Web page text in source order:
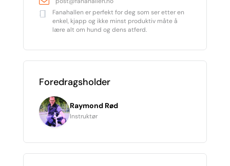
Fanahallen er perfekt for deg som ser etter en
enkel, kjapp og ikke minst produktiv måte å
lære alt om hund og dens atferd.
Foredragsholder
Raymond Rød
Instruktør